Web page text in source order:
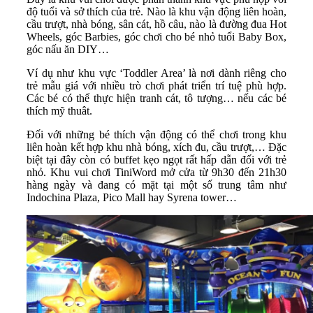
độ tuổi và sở thích của trẻ. Nào là khu vận động liên hoàn,
cầu trượt, nhà bóng, sân cát, hồ câu, nào là đường đua Hot
Wheels, góc Barbies, góc chơi cho bé nhỏ tuổi Baby Box,
góc nấu ăn DIY…
Ví dụ như khu vực ‘Toddler Area’ là nơi dành riêng cho
trẻ mẫu giá với nhiều trò chơi phát triển trí tuệ phù hợp.
Các bé có thể thực hiện tranh cát, tô tượng… nếu các bé
thích mỹ thuât.
Đối với những bé thích vận động có thể chơi trong khu
liên hoàn kết hợp khu nhà bóng, xích đu, cầu trượt,… Đặc
biệt tại đây còn có buffet kẹo ngọt rất hấp dẫn đối với trẻ
nhỏ. Khu vui chơi TiniWord mở cửa từ 9h30 đến 21h30
hàng ngày và đang có mặt tại một số trung tâm như
Indochina Plaza, Pico Mall hay Syrena tower…